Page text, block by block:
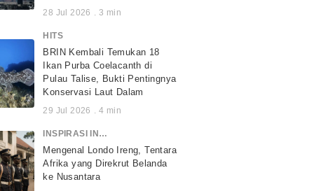
28 Jul 2026 . 3 min
HITS
BRIN Kembali Temukan 18
Ikan Purba Coelacanth di
Pulau Talise, Bukti Pentingnya
Konservasi Laut Dalam
29 Jul 2026 . 4 min
INSPIRASI INDONESIA
Mengenal Londo Ireng, Tentara
Afrika yang Direkrut Belanda
ke Nusantara